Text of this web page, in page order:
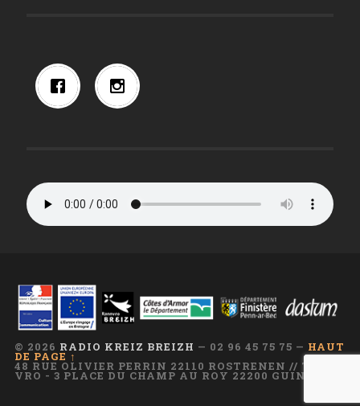
© 2026 RADIO KREIZ BREIZH — 02 96 45 75 75 — HAUT
DE PAGE ↑
48 RUE OLIVIER PERRIN 22110 ROSTRENEN // TI AR
VRO - 3 PLACE DU CHAMP AU ROY 22200 GUINGAMP